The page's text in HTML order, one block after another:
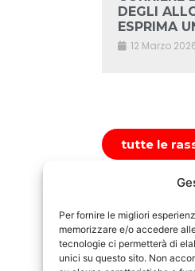
Per fornire le migliori
memorizzare e/o accedere
tecnologie ci permetterà di
unici su questo sito. Non
DEGLI
ESPRIMA
12 Marzo
tutte le